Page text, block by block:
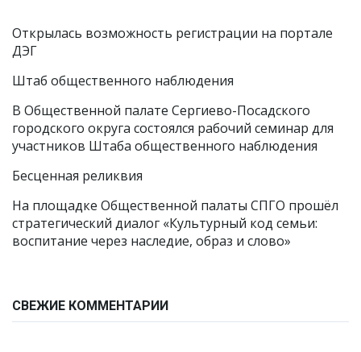
Открылась возможность регистрации на портале
ДЭГ
Штаб общественного наблюдения
В Общественной палате Сергиево-Посадского
городского округа состоялся рабочий семинар для
участников Штаба общественного наблюдения
Бесценная реликвия
На площадке Общественной палаты СПГО прошёл
стратегический диалог «Культурный код семьи:
воспитание через наследие, образ и слово»
СВЕЖИЕ КОММЕНТАРИИ